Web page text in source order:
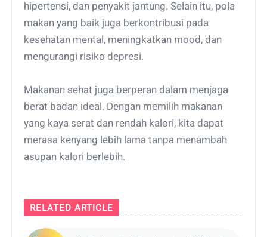
hipertensi, dan penyakit jantung. Selain itu, pola
makan yang baik juga berkontribusi pada
kesehatan mental, meningkatkan mood, dan
mengurangi risiko depresi.
Makanan sehat juga berperan dalam menjaga
berat badan ideal. Dengan memilih makanan
yang kaya serat dan rendah kalori, kita dapat
merasa kenyang lebih lama tanpa menambah
asupan kalori berlebih.
RELATED ARTICLE